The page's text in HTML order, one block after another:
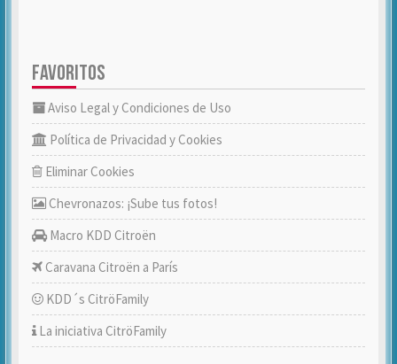
FAVORITOS
Aviso Legal y Condiciones de Uso
Política de Privacidad y Cookies
Eliminar Cookies
Chevronazos: ¡Sube tus fotos!
Macro KDD Citroën
Caravana Citroën a París
KDD´s CitröFamily
La iniciativa CitröFamily